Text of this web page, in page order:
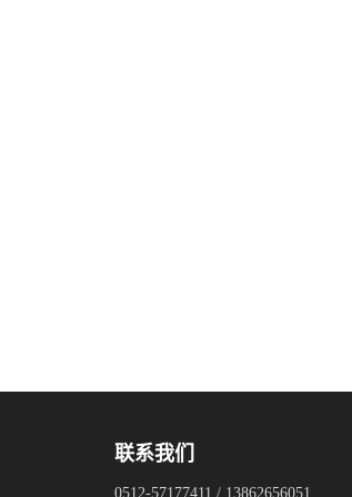
联系我们
0512-57177411 / 13862656051